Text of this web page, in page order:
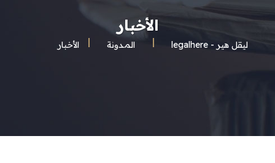
الأخبار
ليقل هير - legalhere المـدونة الأخبار